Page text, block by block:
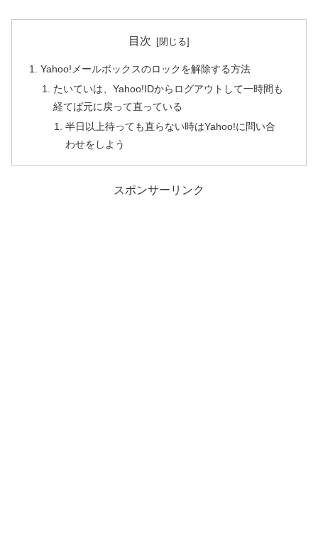
目次
Yahoo!メールボックスのロックを解除する方法
たいていは、Yahoo!IDからログアウトして一時間も
経てば元に戻って直っている
半日以上待っても直らない時はYahoo!に問い合
わせをしよう
スポンサーリンク